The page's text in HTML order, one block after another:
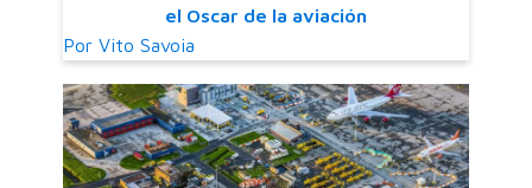
el Oscar de la aviación
Por Vito Savoia